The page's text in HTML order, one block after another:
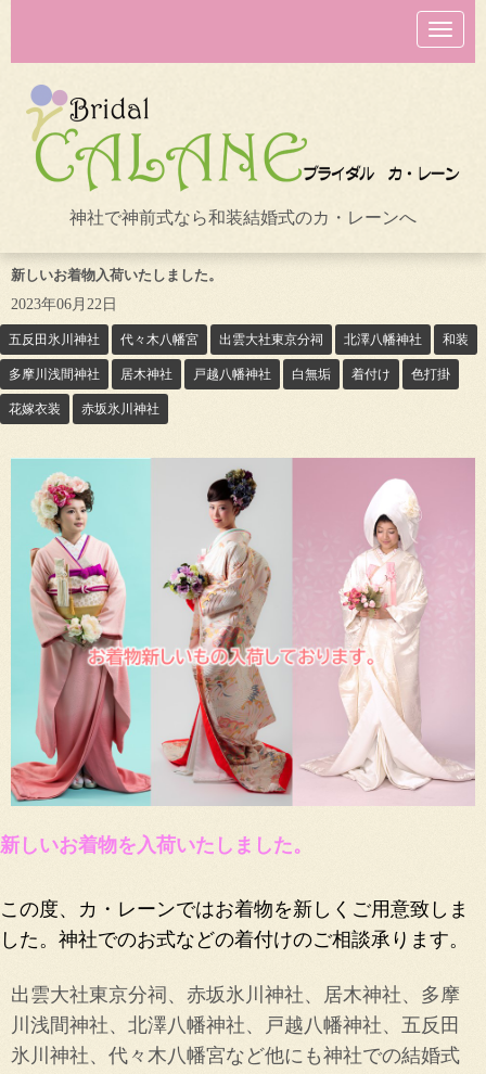
N
a
v
o
n
神社で神前式なら和装結婚式のカ・レーンへ
新しいお着物入荷いたしました。
2023年06月22日
五反田氷川神社 代々木八幡宮 出雲大社東京分祠 北澤八幡神社 和装
多摩川浅間神社 居木神社 戸越八幡神社 白無垢 着付け 色打掛
花嫁衣装 赤坂氷川神社
新しいお着物を入荷いたしました。
この度、カ・レーンではお着物を新しくご用意致しま
した。神社でのお式などの着付けのご相談承ります。
出雲大社東京分祠、赤坂氷川神社、居木神社、多摩
川浅間神社、北澤八幡神社、戸越八幡神社、五反田
氷川神社、代々木八幡宮など他にも神社での結婚式